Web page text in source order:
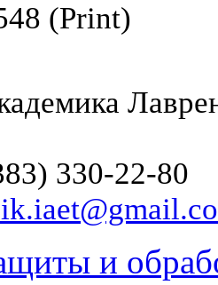
(Print)
330-22-80
и